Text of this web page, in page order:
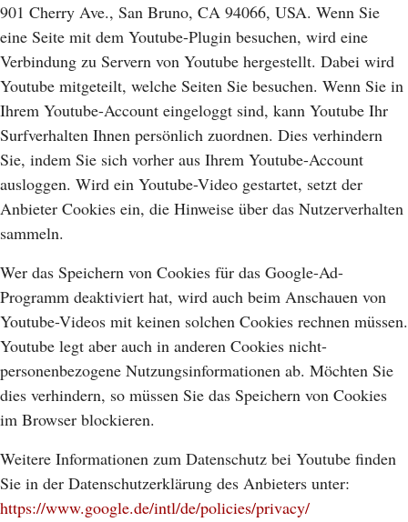
901 Cherry Ave., San Bruno, CA 94066, USA. Wenn Sie
eine Seite mit dem Youtube-Plugin besuchen, wird eine
Verbindung zu Servern von Youtube hergestellt. Dabei wird
Youtube mitgeteilt, welche Seiten Sie besuchen. Wenn Sie in
Ihrem Youtube-Account eingeloggt sind, kann Youtube Ihr
Surfverhalten Ihnen persönlich zuordnen. Dies verhindern
Sie, indem Sie sich vorher aus Ihrem Youtube-Account
ausloggen. Wird ein Youtube-Video gestartet, setzt der
Anbieter Cookies ein, die Hinweise über das Nutzerverhalten
sammeln.
Wer das Speichern von Cookies für das Google-Ad-
Programm deaktiviert hat, wird auch beim Anschauen von
Youtube-Videos mit keinen solchen Cookies rechnen müssen.
Youtube legt aber auch in anderen Cookies nicht-
personenbezogene Nutzungsinformationen ab. Möchten Sie
dies verhindern, so müssen Sie das Speichern von Cookies
im Browser blockieren.
Weitere Informationen zum Datenschutz bei Youtube finden
Sie in der Datenschutzerklärung des Anbieters unter:
https://www.google.de/intl/de/policies/privacy/